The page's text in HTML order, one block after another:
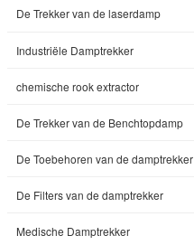
De Trekker van de laserdamp
Industriële Damptrekker
chemische rook extractor
De Trekker van de Benchtopdamp
De Toebehoren van de damptrekker
De Filters van de damptrekker
Medische Damptrekker